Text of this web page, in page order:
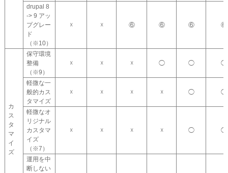
drupal 8
-> 9 アッ
プグレー
ド
（※10）
☓ ☓ ⑥ ⑥ ⑥ ⑥
カ
ス
タ
マ
イ
ズ
保守環境
整備
（※9）
☓ ☓ ☓ ◯ ◯ ◯
軽微な一
般的カス
タマイズ
☓ ☓ ☓ ☓ ◯ ◯
軽微なオ
リジナル
カスタマ
イズ
（※7）
☓ ☓ ☓ ☓ ◯ ◯
運用を中
断しない